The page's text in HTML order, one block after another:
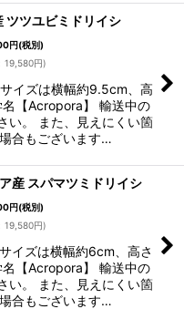
ツツユビミドリイシ
円(税別)
19,580円)
イズは横幅約9.5cm、高
【Acropora】 輸送中の
い。 また、見えにくい箇
合もございます…
産 スパマツミドリイシ
円(税別)
19,580円)
イズは横幅約6cm、高さ
【Acropora】 輸送中の
い。 また、見えにくい箇
合もございます…